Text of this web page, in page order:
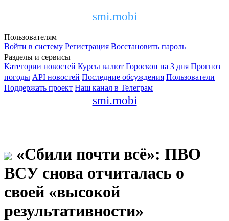
smi.mobi
Пользователям
Войти в систему Регистрация Восстановить пароль
Разделы и сервисы
Категории новостей Курсы валют Гороскоп на 3 дня Прогноз
погоды API новостей Последние обсуждения Пользователи
Поддержать проект Наш канал в Телеграм
smi.mobi
«Сбили почти всё»: ПВО
ВСУ снова отчиталась о
своей «высокой
результативности»